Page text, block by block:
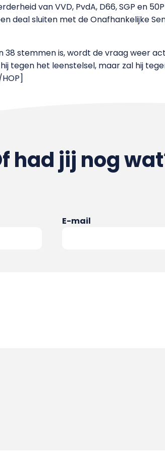
van VVD, PvdA, D66, SGP en
deal sluiten met de Onafhankelijke
38 stemmen is, wordt de vraag weer
tegen het leenstelsel, maar zal hij
had jij nog
E-mail